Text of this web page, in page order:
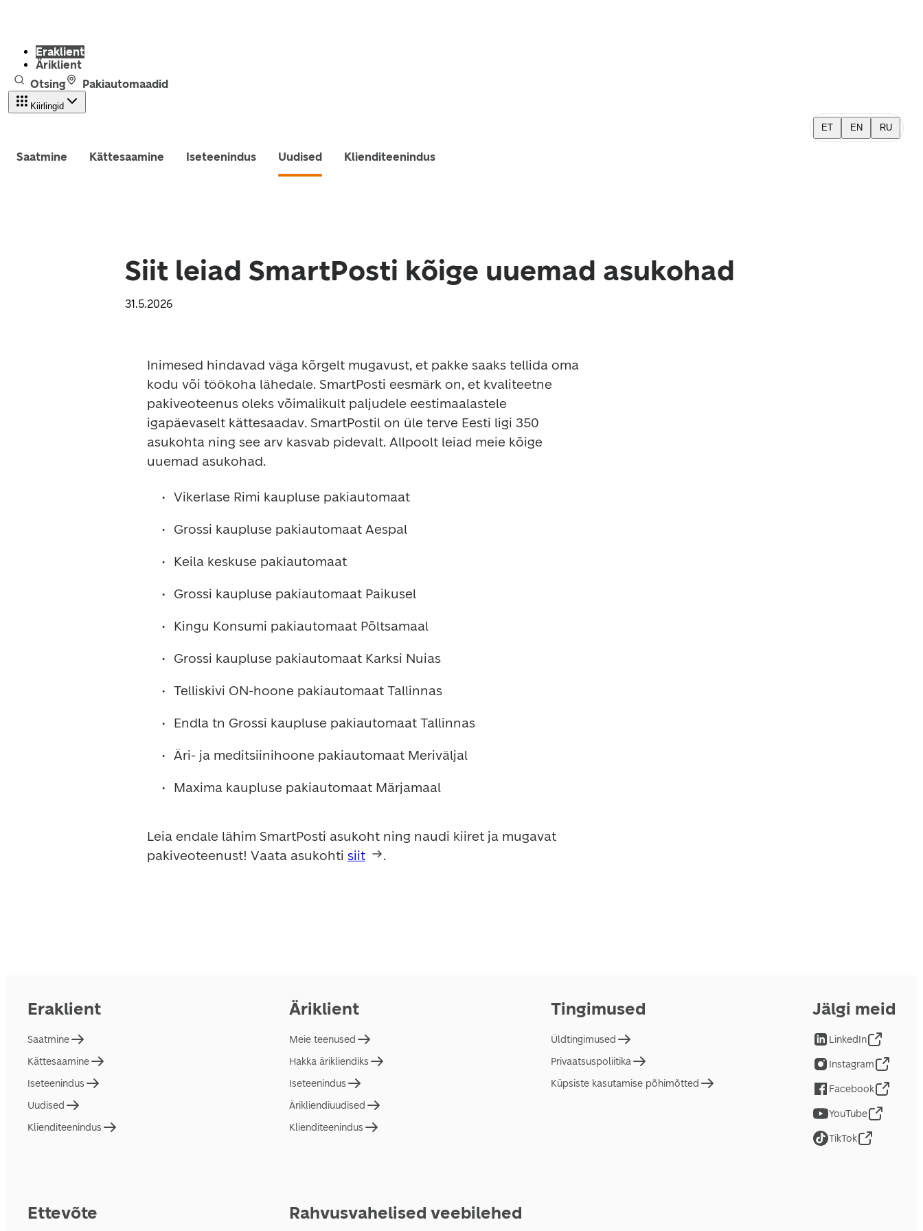
Eraklient
Äriklient
Otsing
Pakiautomaadid
Kiirlingid
ET EN RU
Saatmine Kättesaamine Iseteenindus Uudised Klienditeenindus
Siit leiad SmartPosti kõige uuemad asukohad
31.5.2026
Inimesed hindavad väga kõrgelt mugavust, et pakke saaks tellida oma
kodu või töökoha lähedale. SmartPosti eesmärk on, et kvaliteetne
pakiveoteenus oleks võimalikult paljudele eestimaalastele
igapäevaselt kättesaadav. SmartPostil on üle terve Eesti ligi 350
asukohta ning see arv kasvab pidevalt. Allpoolt leiad meie kõige
uuemad asukohad.
Vikerlase Rimi kaupluse pakiautomaat
Grossi kaupluse pakiautomaat Aespal
Keila keskuse pakiautomaat
Grossi kaupluse pakiautomaat Paikusel
Kingu Konsumi pakiautomaat Põltsamaal
Grossi kaupluse pakiautomaat Karksi Nuias
Telliskivi ON-hoone pakiautomaat Tallinnas
Endla tn Grossi kaupluse pakiautomaat Tallinnas
Äri- ja meditsiinihoone pakiautomaat Meriväljal
Maxima kaupluse pakiautomaat Märjamaal
Leia endale lähim SmartPosti asukoht ning naudi kiiret ja mugavat
pakiveoteenust! Vaata asukohti siit .
Eraklient
Saatmine
Kättesaamine
Iseteenindus
Uudised
Klienditeenindus
Äriklient
Meie teenused
Hakka ärikliendiks
Iseteenindus
Ärikliendiuudised
Klienditeenindus
Tingimused
Üldtingimused
Privaatsuspoliitika
Küpsiste kasutamise põhimõtted
Ettevõte Rahvusvahelised veebilehed
Jälgi meid
LinkedIn
Instagram
Facebook
YouTube
TikTok